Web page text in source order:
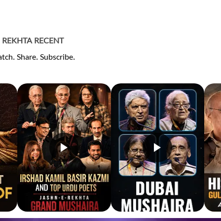
REKHTA RECENT
Share. Subscribe.